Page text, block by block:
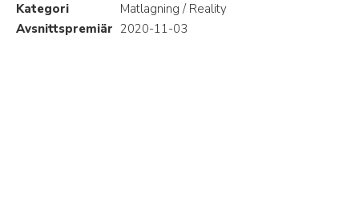
Kategori
Matlagning / Reality
Avsnittspremiär 2020-11-03